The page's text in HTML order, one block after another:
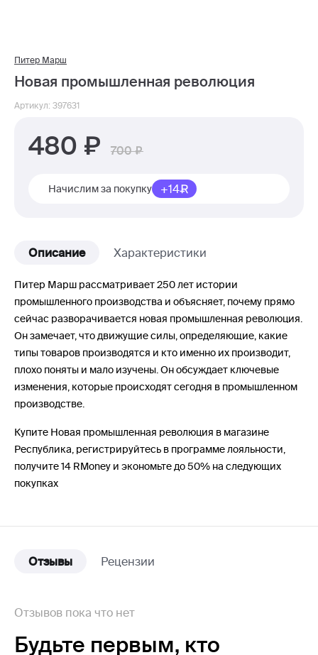
Питер Марш
Новая промышленная революция
Артикул: 397631
480 700
Начислим за покупку +14
Описание Характеристики
Питер Марш рассматривает 250 лет истории
промышленного производства и объясняет, почему прямо
сейчас разворачивается новая промышленная революция.
Он замечает, что движущие силы, определяющие, какие
типы товаров производятся и кто именно их производит,
плохо поняты и мало изучены. Он обсуждает ключевые
изменения, которые происходят сегодня в промышленном
производстве.
Купите Новая промышленная революция в магазине
Республика, регистрируйтесь в программе лояльности,
получите 14 RMoney и экономьте до 50% на следующих
покупках
Отзывы Рецензии
Отзывов пока что нет
Будьте первым, кто